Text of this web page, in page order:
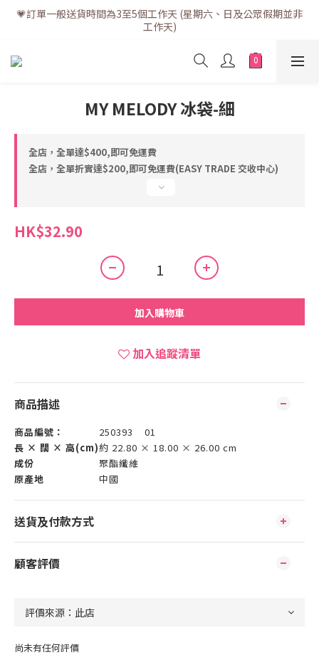
💗訂單一般送貨時間為3至5個工作天 (星期六、日及公眾假期並非
工作天)
💗訂單一般送貨時間為3至5個工作天 (星期六、日及公眾假期並非
工作天)
💗折實滿$400免運費 | 滿$200免自取點運費
💗立即下載全新會員APP享有專屬會員禮遇
💗訂單一般送貨時間為3至5個工作天 (星期六、日及公眾假期並非
工作天)
MY MELODY 冰袋-細
全店，全單達$400,即可免運費
全店，全單折實達$200,即可免運費(EASY TRADE 交收中心)
HK$32.90
加入購物車
加入追蹤清單
商品描述
商品編號：
250393 01
長 × 闊 × 高(cm)約 22.80 × 18.00 × 26.00 cm
成份
聚酯纖維
原產地
中國
送貨及付款方式
顧客評價
尚未有任何評價